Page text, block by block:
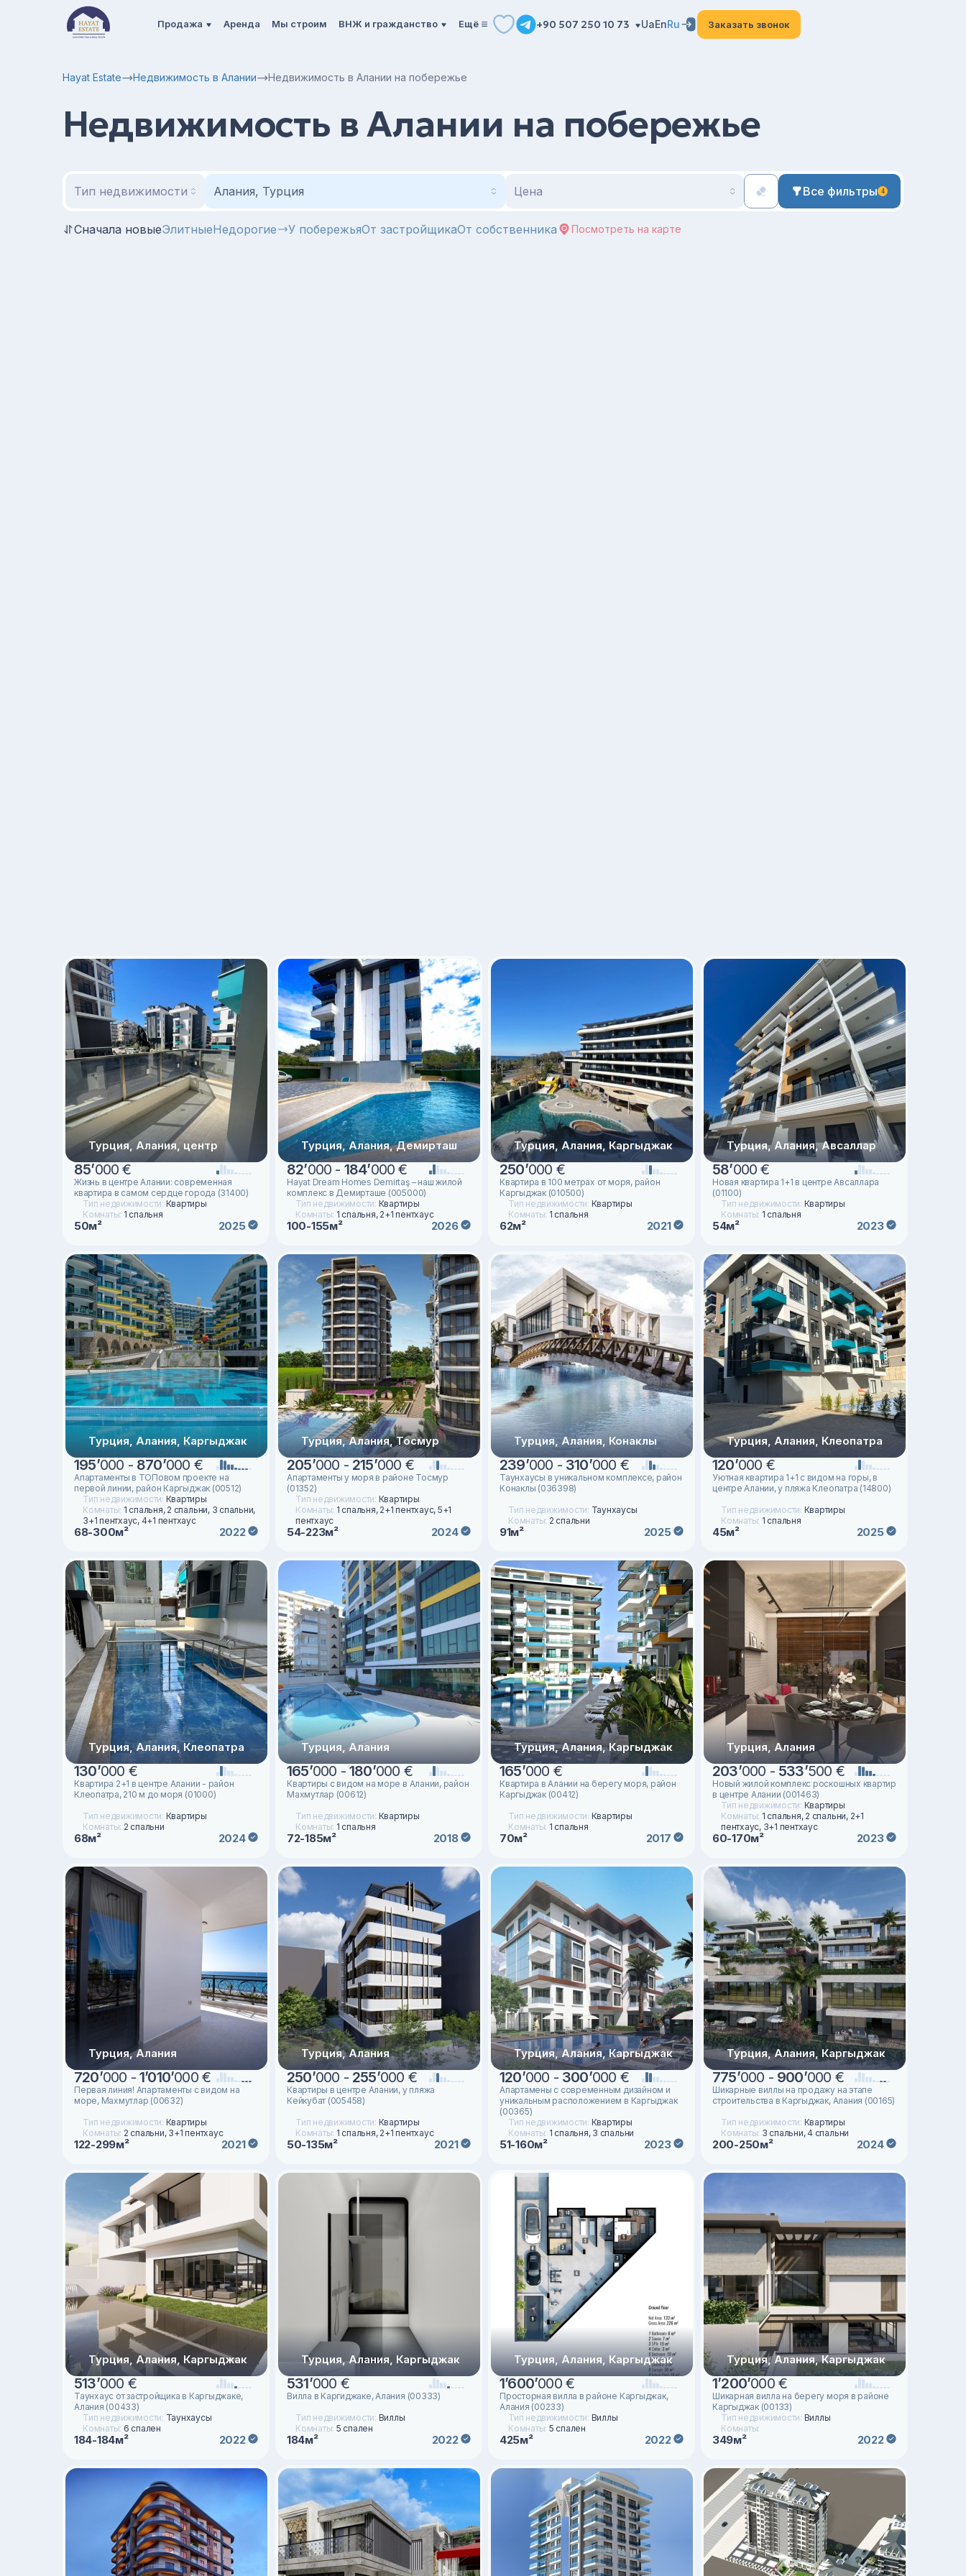
Продажа Аренда Мы строим ВНЖ и гражданство Ещё +90 507 250 10 73 UaEnRu Заказать звонок
Hayat Estate Недвижимость в Алании Недвижимость в Алании на побережье
Недвижимость в Алании на побережье
Тип недвижимости Алания, Турция Цена Все фильтры 4
Сначала новыеЭлитныеНедорогие У побережьяОт застройщикаОт собственника Посмотреть на карте
Турция, Алания, центр
85’000 €
Жизнь в центре Алании: современная
квартира в самом сердце города (31400)
Тип недвижимости: Квартиры
Комнаты: 1 спальня
50м² 2025
Турция, Алания, Демирташ
82’000 - 184’000 €
Hayat Dream Homes Demirtaş – наш жилой
комплекс в Демирташе (005000)
Тип недвижимости: Квартиры
Комнаты: 1 спальня, 2+1 пентхаус
100-155м² 2026
Турция, Алания, Каргыджак
250’000 €
Квартира в 100 метрах от моря, район
Каргыджак (010500)
Тип недвижимости: Квартиры
Комнаты: 1 спальня
62м² 2021
Турция, Алания, Авсаллар
58’000 €
Новая квартира 1+1 в центре Авсаллара
(01100)
Тип недвижимости: Квартиры
Комнаты: 1 спальня
54м² 2023
Турция, Алания, Каргыджак
195’000 - 870’000 €
Апартаменты в ТОПовом проекте на
первой линии, район Каргыджак (00512)
Тип недвижимости: Квартиры
Комнаты: 1 спальня, 2 спальни, 3 спальни,
3+1 пентхаус, 4+1 пентхаус
68-300м² 2022
Турция, Алания, Тосмур
205’000 - 215’000 €
Апартаменты у моря в районе Тосмур
(01352)
Тип недвижимости: Квартиры
Комнаты: 1 спальня, 2+1 пентхаус, 5+1
пентхаус
54-223м² 2024
Турция, Алания, Конаклы
239’000 - 310’000 €
Таунхаусы в уникальном комплексе, район
Конаклы (036398)
Тип недвижимости: Таунхаусы
Комнаты: 2 спальни
91м² 2025
Турция, Алания, Клеопатра
120’000 €
Уютная квартира 1+1 с видом на горы, в
центре Алании, у пляжа Клеопатра (14800)
Тип недвижимости: Квартиры
Комнаты: 1 спальня
45м² 2025
Турция, Алания, Клеопатра
130’000 €
Квартира 2+1 в центре Алании - район
Клеопатра, 210 м до моря (01000)
Тип недвижимости: Квартиры
Комнаты: 2 спальни
68м² 2024
Турция, Алания
165’000 -180’000 €
Квартиры с видом на море в Алании, район
Махмутлар (00612)
Тип недвижимости: Квартиры
Комнаты: 1 спальня
72-185м² 2018
Турция, Алания, Каргыджак
165’000 €
Квартира в Алании на берегу моря, район
Каргыджак (00412)
Тип недвижимости: Квартиры
Комнаты: 1 спальня
70м² 2017
Турция, Алания
203’000 - 533’500 €
Новый жилой комплекс роскошных квартир
в центре Алании (001463)
Тип недвижимости: Квартиры
Комнаты: 1 спальня, 2 спальни, 2+1
пентхаус, 3+1 пентхаус
60-170м² 2023
Турция, Алания
720’000 -1’010’000 €
Первая линия! Апартаменты с видом на
море, Махмутлар (00632)
Тип недвижимости: Квартиры
Комнаты: 2 спальни, 3+1 пентхаус
122-299м² 2021
Турция, Алания
250’000 - 255’000 €
Квартиры в центре Алании, у пляжа
Кейкубат (005458)
Тип недвижимости: Квартиры
Комнаты: 1 спальня, 2+1 пентхаус
50-135м² 2021
Турция, Алания, Каргыджак
120’000 - 300’000 €
Апартамены с современным дизайном и
уникальным расположением в Каргыджак
(00365)
Тип недвижимости: Квартиры
Комнаты: 1 спальня, 3 спальни
51-160м² 2023
Турция, Алания, Каргыджак
775’000 - 900’000 €
Шикарные виллы на продажу на этапе
строительства в Каргыджак, Алания (00165)
Тип недвижимости: Квартиры
Комнаты: 3 спальни, 4 спальни
200-250м² 2024
Турция, Алания, Каргыджак
513’000 €
Таунхаус от застройщика в Каргыджаке,
Алания (00433)
Тип недвижимости: Таунхаусы
Комнаты: 6 спален
184-184м² 2022
Турция, Алания, Каргыджак
531’000 €
Вилла в Каргиджаке, Алания (00333)
Тип недвижимости: Виллы
Комнаты: 5 спален
184м² 2022
Турция, Алания, Каргыджак
1’600’000 €
Просторная вилла в районе Каргыджак,
Алания (00233)
Тип недвижимости: Виллы
Комнаты: 5 спален
425м² 2022
Турция, Алания, Каргыджак
1’200’000 €
Шикарная вилла на берегу моря в районе
Каргыджак (00133)
Тип недвижимости: Виллы
Комнаты:
349м² 2022